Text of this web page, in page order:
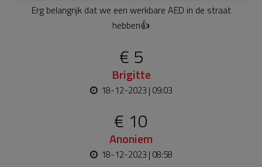
Erg belangrijk dat we een werkbare AED in de straat
hebben👍
€ 5
Brigitte
18-12-2023 | 09:03
€ 10
Anoniem
18-12-2023 | 08:58